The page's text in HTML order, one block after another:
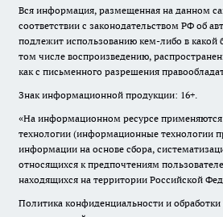
Вся информация, размещенная на данном
соответствии с законодательством РФ об
подлежит использованию кем-либо в
том числе воспроизведению,
как с письменного разрешения
Знак информационной продукции: 16+.
«На информационном ресурсе
технологии (информационные технологии
информации на основе сбора,
относящихся к предпочтениям
находящихся на территории Российской
Политика конфиденциальности и